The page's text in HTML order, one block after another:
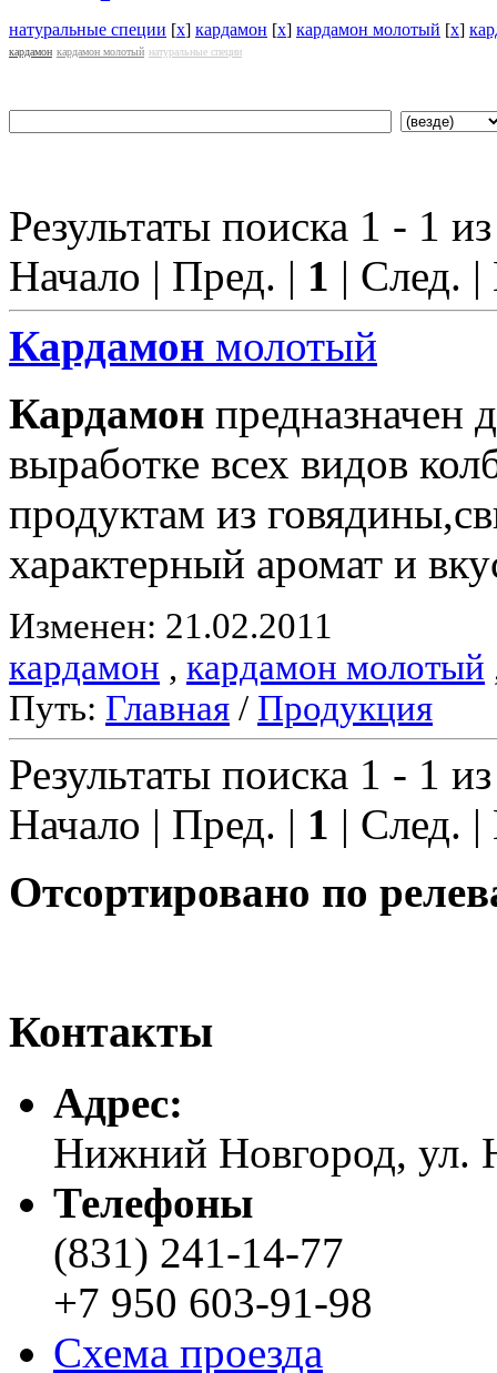
натуральные специи [x] кардамон [x] кардамон молотый [x]
кардамон кардамон молотый натуральные специи
Результаты поиска 1 - 1
Начало | Пред. | 1 | След.
Кардамон молотый
Кардамон предназначен
выработке всех видов
продуктам из
характерный аромат и
Изменен: 21.02.2011
кардамон , кардамон молотый
Путь: Главная / Продукция
Результаты поиска 1 - 1
Начало | Пред. | 1 | След.
Отсортировано по
Контакты
Адреc:
Нижний Новгород, ул.
Телефоны
(831) 241-14-77
+7 950 603-91-98
Схема проезда